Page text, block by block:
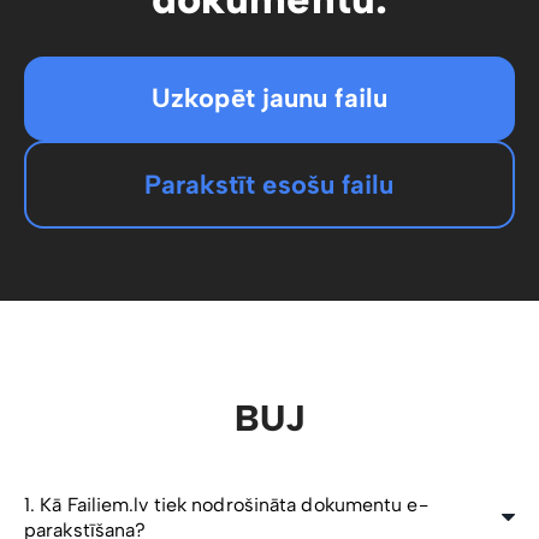
Uzkopēt jaunu failu
Parakstīt esošu failu
BUJ
1. Kā Failiem.lv tiek nodrošināta dokumentu e-
parakstīšana?